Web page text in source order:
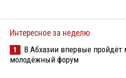
Интересное за неделю
1
В Абхазии впервые
молодёжный форум